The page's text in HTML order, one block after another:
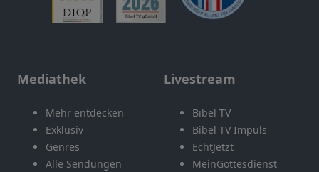
Mediathek
Mehr entdecken
Exklusiv
Genres
Alle Sendungen
Livestream
Bibel TV
Bibel TV Impuls
EchtJetzt
MeinGottesdienst